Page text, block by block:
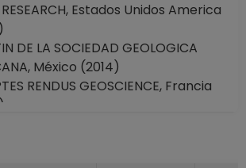
RESEARCH, Estados Unidos America
DE LA SOCIEDAD GEOLOGICA
México (2014)
RENDUS GEOSCIENCE, Francia